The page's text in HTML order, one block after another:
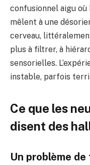
confusionnel aigu
mêlent à une
cerveau,
plus à filtrer, à
sensorielles.
instable, parfois
Ce que les
disent des
Un problème